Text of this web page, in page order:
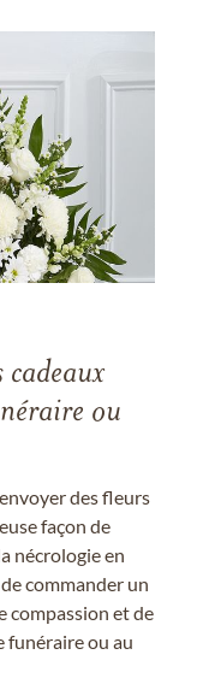
cadeaux
ou
des fleurs
façon de
nécrologie en
commander un
compassion et de
funéraire ou au